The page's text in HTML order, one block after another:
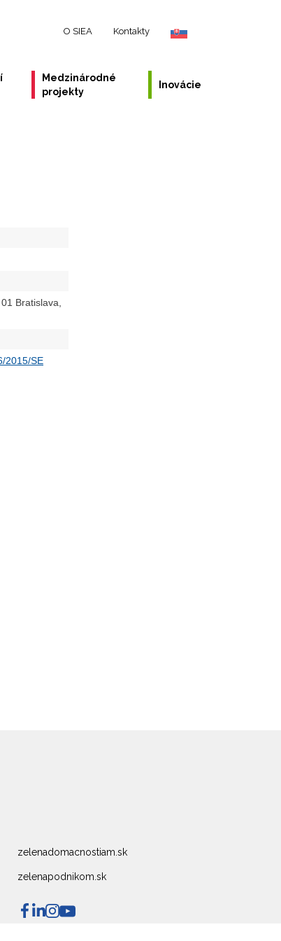
O SIEA Kontakty
Medzinárodné
projekty
Inovácie
Bratislava,
2015/SE
zelenadomacnostiam.sk
zelenapodnikom.sk